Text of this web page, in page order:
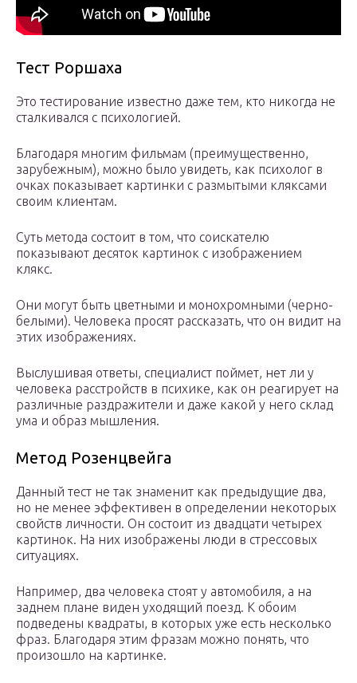
Тест Роршаха
Это тестирование известно даже тем, кто никогда не
сталкивался с психологией.
Благодаря многим фильмам (преимущественно,
зарубежным), можно было увидеть, как психолог в
очках показывает картинки с размытыми кляксами
своим клиентам.
Суть метода состоит в том, что соискателю
показывают десяток картинок с изображением
клякс.
Они могут быть цветными и монохромными (черно-
белыми). Человека просят рассказать, что он видит на
этих изображениях.
Выслушивая ответы, специалист поймет, нет ли у
человека расстройств в психике, как он реагирует на
различные раздражители и даже какой у него склад
ума и образ мышления.
Метод Розенцвейга
Данный тест не так знаменит как предыдущие два,
но не менее эффективен в определении некоторых
свойств личности. Он состоит из двадцати четырех
картинок. На них изображены люди в стрессовых
ситуациях.
Например, два человека стоят у автомобиля, а на
заднем плане виден уходящий поезд. К обоим
подведены квадраты, в которых уже есть несколько
фраз. Благодаря этим фразам можно понять, что
произошло на картинке.